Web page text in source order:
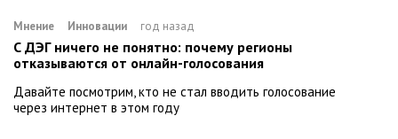
Мнение Инновации год назад
С ДЭГ ничего не понятно: почему регионы
отказываются от онлайн-голосования
Давайте посмотрим, кто не стал вводить голосование
через интернет в этом году